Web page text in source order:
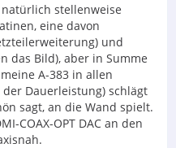
stellenweise
eine davon
und
das Bild), aber in Summe
A-383 in allen
Dauerleistung) schlägt
sagt, an die Wand spielt.
COAX-OPT DAC an den